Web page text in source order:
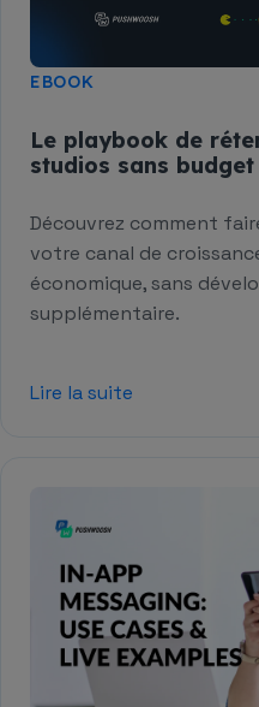
EBOOK
Le playbook de
studios sans
Découvrez comment
votre canal de
économique, sans
supplémentaire.
Lire la suite